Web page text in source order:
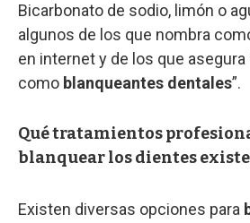
Bicarbonato de sodio, limón o
algunos de los que nombra
en internet y de los que asegura
como blanqueantes dentales”.
Qué tratamientos
blanquear los dientes
Existen diversas opciones para